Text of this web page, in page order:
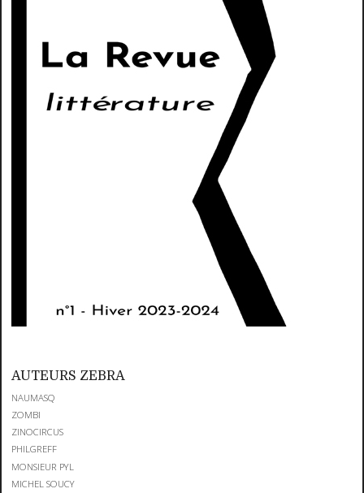
AUTEURS ZEBRA
NAUMASQ
ZOMBI
ZINOCIRCUS
PHILGREFF
MONSIEUR PYL
MICHEL SOUCY